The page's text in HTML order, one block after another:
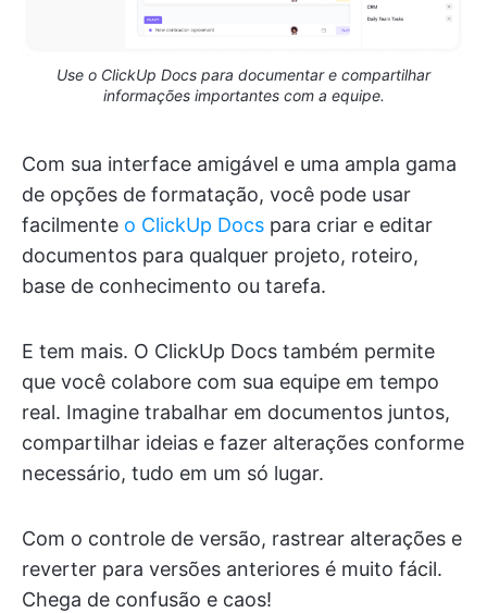
Use o ClickUp Docs para documentar e compartilhar
informações importantes com a equipe.
Com sua interface amigável e uma ampla gama
de opções de formatação, você pode usar
facilmente o ClickUp Docs para criar e editar
documentos para qualquer projeto, roteiro,
base de conhecimento ou tarefa.
E tem mais. O ClickUp Docs também permite
que você colabore com sua equipe em tempo
real. Imagine trabalhar em documentos juntos,
compartilhar ideias e fazer alterações conforme
necessário, tudo em um só lugar.
Com o controle de versão, rastrear alterações e
reverter para versões anteriores é muito fácil.
Chega de confusão e caos!